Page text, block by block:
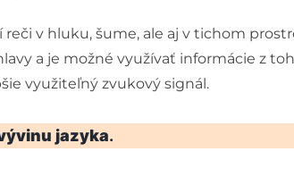
reči v hluku, šume, ale aj v tichom
a je možné využívať informácie z
využiteľný zvukový signál.
jazyka.